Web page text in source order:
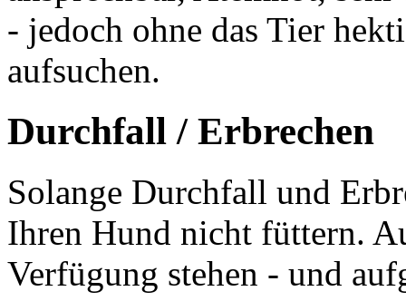
- jedoch ohne das Tier
aufsuchen.
Durchfall / Erbrechen
Solange Durchfall und
Ihren Hund nicht füttern.
Verfügung stehen - und